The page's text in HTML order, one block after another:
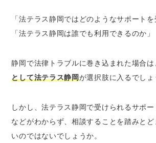
資金調達
法テラス静岡を利用するメリット
幅広い法律相談に対応している
安い費用で弁護士に依頼できる
弁護士費用の立替制度を利用で
生活保護を受けている場合は
料（免除）になる可能性がある
電話・出張相談など、幅広い相
「法テラス静岡ではどのようなサポートを
「法テラス静岡は誰でも利用できるのか」
静岡で法律トラブルに巻き込まれた場合は
として法テラス静岡が選択肢に入るでしょ
しかし、法テラス静岡で受けられるサポ
などがわからず、相談することを踏みと
いのではないでしょうか。